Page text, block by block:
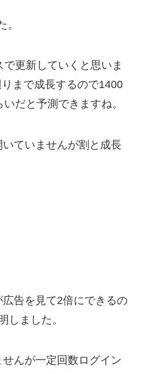
。
更新していくと思いま
まで成長するので1400
だと予測できますね。
ていませんが割と成長
告を見て2倍にできるの
しました。
んが一定回数ログイン